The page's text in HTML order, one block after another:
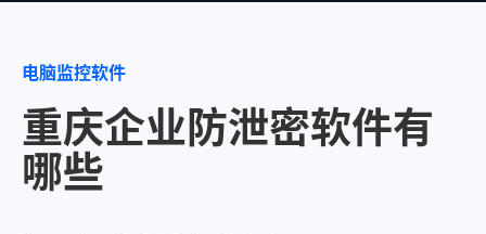
电脑监控软件
重庆企业防泄密软件有
哪些